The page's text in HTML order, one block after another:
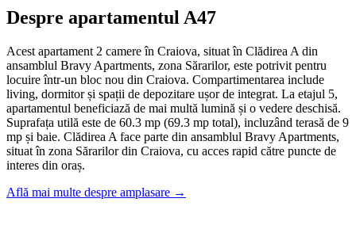
Despre apartamentul A47
Acest apartament 2 camere în Craiova, situat în Clădirea A din
ansamblul Bravy Apartments, zona Sărarilor, este potrivit pentru
locuire într-un bloc nou din Craiova. Compartimentarea include
living, dormitor și spații de depozitare ușor de integrat. La etajul 5,
apartamentul beneficiază de mai multă lumină și o vedere deschisă.
Suprafața utilă este de 60.3 mp (69.3 mp total), incluzând terasă de 9
mp și baie. Clădirea A face parte din ansamblul Bravy Apartments,
situat în zona Sărarilor din Craiova, cu acces rapid către puncte de
interes din oraș.
Află mai multe despre amplasare →